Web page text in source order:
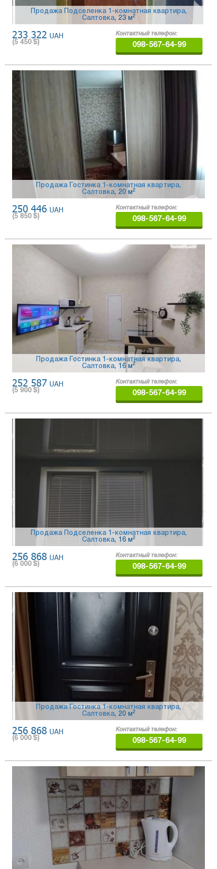
Продажа Подселенка 1-комнатная квартира,
Салтовка, 23 м2
233 322 UAH
(5 450 $)
Контактный телефон:
098-567-64-99
Продажа Гостинка 1-комнатная квартира,
Салтовка, 20 м2
250 446 UAH
(5 850 $)
Контактный телефон:
098-567-64-99
Продажа Гостинка 1-комнатная квартира,
Салтовка, 16 м2
252 587 UAH
(5 900 $)
Контактный телефон:
098-567-64-99
Продажа Подселенка 1-комнатная квартира,
Салтовка, 16 м 2
256 868 UAH
(6 000 $)
Контактный телефон:
098-567-64-99
Продажа Гостинка 1-комнатная квартира,
Салтовка, 20 м 2
256 868 UAH
(6 000 $)
Контактный телефон:
098-567-64-99